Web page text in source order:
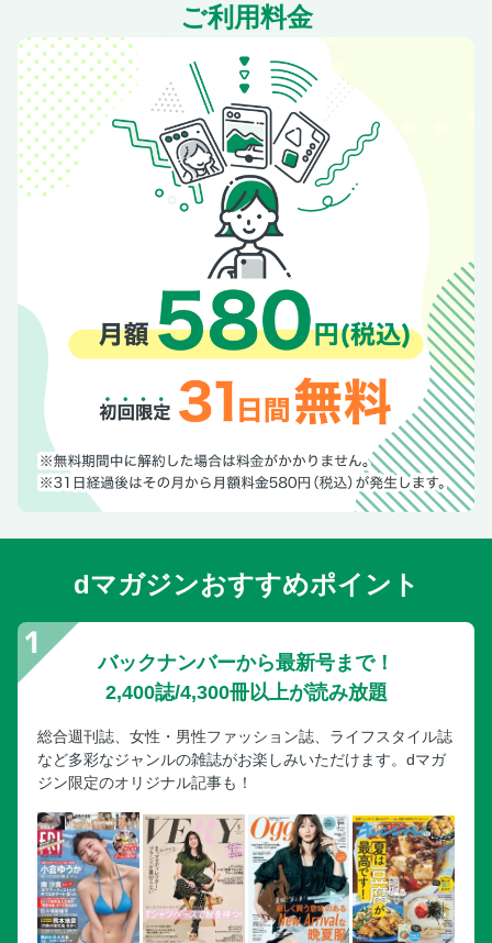
ご利用料金
dマガジンおすすめポイント
バックナンバーから最新号まで！
2,400誌/4,300冊以上が読み放題
総合週刊誌、女性・男性ファッション誌、ライフスタイル誌
など多彩なジャンルの雑誌がお楽しみいただけます。dマガ
ジン限定のオリジナル記事も！